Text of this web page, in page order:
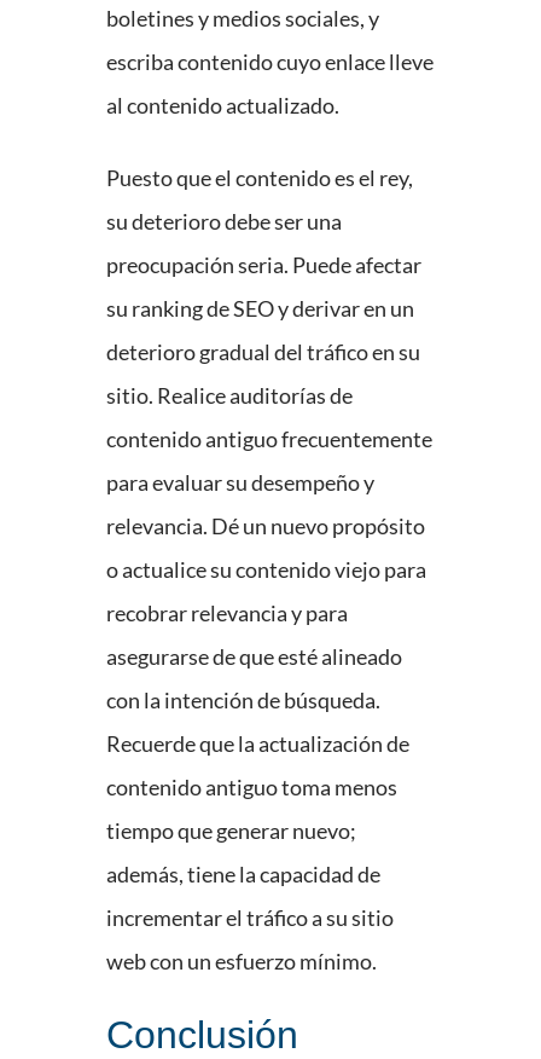
boletines y medios sociales, y
escriba contenido cuyo enlace lleve
al contenido actualizado.
Puesto que el contenido es el rey,
su deterioro debe ser una
preocupación seria. Puede afectar
su ranking de SEO y derivar en un
deterioro gradual del tráfico en su
sitio. Realice auditorías de
contenido antiguo frecuentemente
para evaluar su desempeño y
relevancia. Dé un nuevo propósito
o actualice su contenido viejo para
recobrar relevancia y para
asegurarse de que esté alineado
con la intención de búsqueda.
Recuerde que la actualización de
contenido antiguo toma menos
tiempo que generar nuevo;
además, tiene la capacidad de
incrementar el tráfico a su sitio
web con un esfuerzo mínimo.
Conclusión